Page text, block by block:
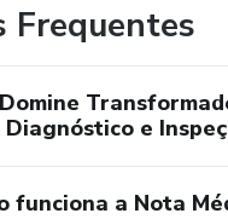
Frequentes
e
funciona a Nota